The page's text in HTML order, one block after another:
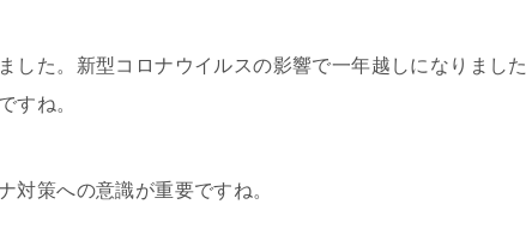
した。新型コロナウイルスの影響で一年越しになりました
すね。
対策への意識が重要ですね。